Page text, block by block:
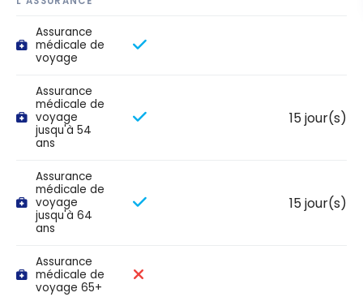
Assurance
médicale de
voyage
Assurance
médicale de
voyage
jusqu'à 54
ans
15 jour(s)
Assurance
médicale de
voyage
jusqu'à 64
ans
15 jour(s)
Assurance
médicale de
voyage 65+